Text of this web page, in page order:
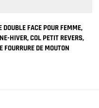
FACE POUR FEMME,
HIVER, COL PETIT REVERS,
FOURRURE DE MOUTON